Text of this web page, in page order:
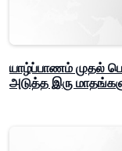
யாழ்ப்பாணம் முதல்
அடுத்த இரு